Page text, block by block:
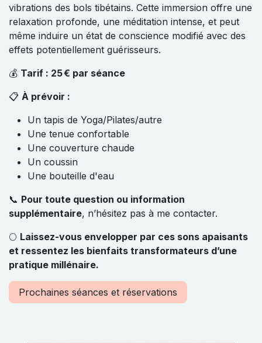
vibrations des bols tibétains. Cette immersion offre une
relaxation profonde, une méditation intense, et peut
même induire un état de conscience modifié avec des
effets potentiellement guérisseurs.
💰 Tarif : 25 € par séance
📋 À prévoir :
Un tapis de Yoga/Pilates/autre
Une tenue confortable
Une couverture chaude
Un coussin
Une bouteille d'eau
📞 Pour toute question ou information
supplémentaire, n’hésitez pas à me contacter.
🌕 Laissez-vous envelopper par ces sons apaisants
et ressentez les bienfaits transformateurs d’une
pratique millénaire.
Prochaines séances et réservations